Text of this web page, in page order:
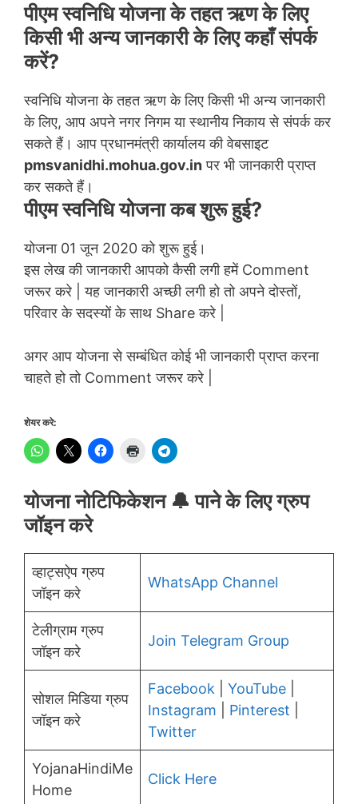
पीएम स्वनिधि योजना के तहत ऋण के लिए
किसी भी अन्य जानकारी के लिए कहाँ संपर्क
करें?
स्वनिधि योजना के तहत ऋण के लिए किसी भी अन्य जानकारी
के लिए, आप अपने नगर निगम या स्थानीय निकाय से संपर्क कर
सकते हैं। आप प्रधानमंत्री कार्यालय की वेबसाइट
pmsvanidhi.mohua.gov.inपर भी जानकारी प्राप्त
कर सकते हैं।
पीएम स्वनिधि योजना कब शुरू हुई?
योजना 01 जून 2020 को शुरू हुई।
इस लेख की जानकारी आपको कैसी लगी हमें Comment
जरूर करे | यह जानकारी अच्छी लगी हो तो अपने दोस्तों,
परिवार के सदस्यों के साथ Share करे |
अगर आप योजना से सम्बंधित कोई भी जानकारी प्राप्त करना
चाहते हो तो Comment जरूर करे |
शेयर करे:
योजना नोटिफिकेशन 🔔 पाने के लिए ग्रुप
जॉइन करे
व्हाट्सऐप ग्रुप
जॉइन करे
WhatsApp Channel
टेलीग्राम ग्रुप
जॉइन करे
Join Telegram Group
सोशल मिडिया ग्रुप
जॉइन करे
Facebook YouTube
Instagram
Pinterest
Twitter
YojanaHindiMe
Home
Click Here